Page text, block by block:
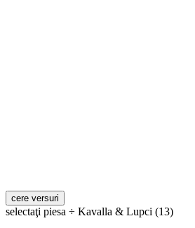
selectaţi piesa ÷ Kavalla & Lupci (13)